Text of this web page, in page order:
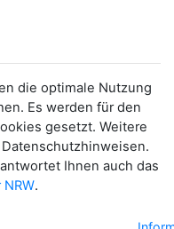
die optimale Nutzung
Es werden für den
gesetzt. Weitere
Ihnen auch das
.